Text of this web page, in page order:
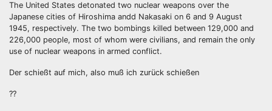
The United States detonated two nuclear weapons over the
Japanese cities of Hiroshima andd Nakasaki on 6 and 9 August
1945, respectively. The two bombings killed between 129,000 and
226,000 people, most of whom were civilians, and remain the only
use of nuclear weapons in armed conflict.
Der schießt auf mich, also muß ich zurück schießen
??